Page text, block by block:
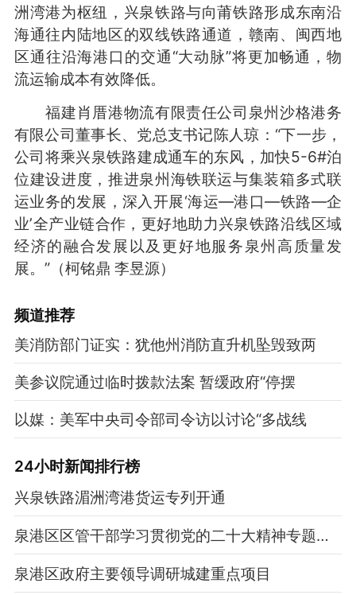
洲湾港为枢纽，兴泉铁路与向莆铁路形成东南沿
海通往内陆地区的双线铁路通道，赣南、闽西地
区通往沿海港口的交通“大动脉”将更加畅通，物
流运输成本有效降低。
福建肖厝港物流有限责任公司泉州沙格港务
有限公司董事长、党总支书记陈人琼：“下一步，
公司将乘兴泉铁路建成通车的东风，加快5-6#泊
位建设进度，推进泉州海铁联运与集装箱多式联
运业务的发展，深入开展‘海运—港口—铁路—企
业’全产业链合作，更好地助力兴泉铁路沿线区域
经济的融合发展以及更好地服务泉州高质量发
展。”（柯铭鼎 李昱源）
频道推荐
美消防部门证实：犹他州消防直升机坠毁致两
美参议院通过临时拨款法案 暂缓政府“停摆
以媒：美军中央司令部司令访以讨论“多战线
24小时新闻排行榜
兴泉铁路湄洲湾港货运专列开通
泉港区区管干部学习贯彻党的二十大精神专题研讨班开班
泉港区政府主要领导调研城建重点项目